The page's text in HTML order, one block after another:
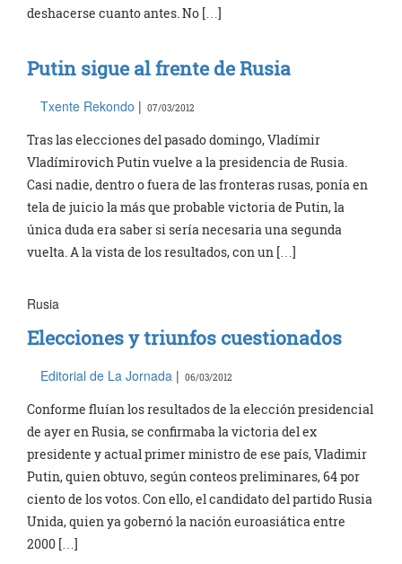
deshacerse cuanto antes. No […]
Putin sigue al frente de Rusia
Txente Rekondo | 07/03/2012
Tras las elecciones del pasado domingo, Vladímir
Vladímirovich Putin vuelve a la presidencia de Rusia.
Casi nadie, dentro o fuera de las fronteras rusas, ponía en
tela de juicio la más que probable victoria de Putin, la
única duda era saber si sería necesaria una segunda
vuelta. A la vista de los resultados, con un […]
Rusia
Elecciones y triunfos cuestionados
Editorial de La Jornada | 06/03/2012
Conforme fluían los resultados de la elección presidencial
de ayer en Rusia, se confirmaba la victoria del ex
presidente y actual primer ministro de ese país, Vladimir
Putin, quien obtuvo, según conteos preliminares, 64 por
ciento de los votos. Con ello, el candidato del partido Rusia
Unida, quien ya gobernó la nación euroasiática entre
2000 […]